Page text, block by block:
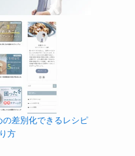
差別化できるレシピ
方